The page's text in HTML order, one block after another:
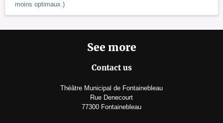
moins optimaux.)
See more
Contact us
Théâtre Municipal de Fontainebleau
Rue Denecourt
77300 Fontainebleau